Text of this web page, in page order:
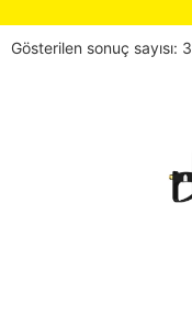
Gösterilen sonuç sayısı: 3